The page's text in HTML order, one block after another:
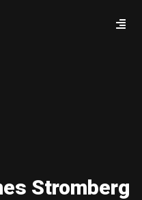
Stromberg